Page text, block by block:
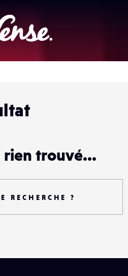
rien trouvé...
RECHERCHE ?